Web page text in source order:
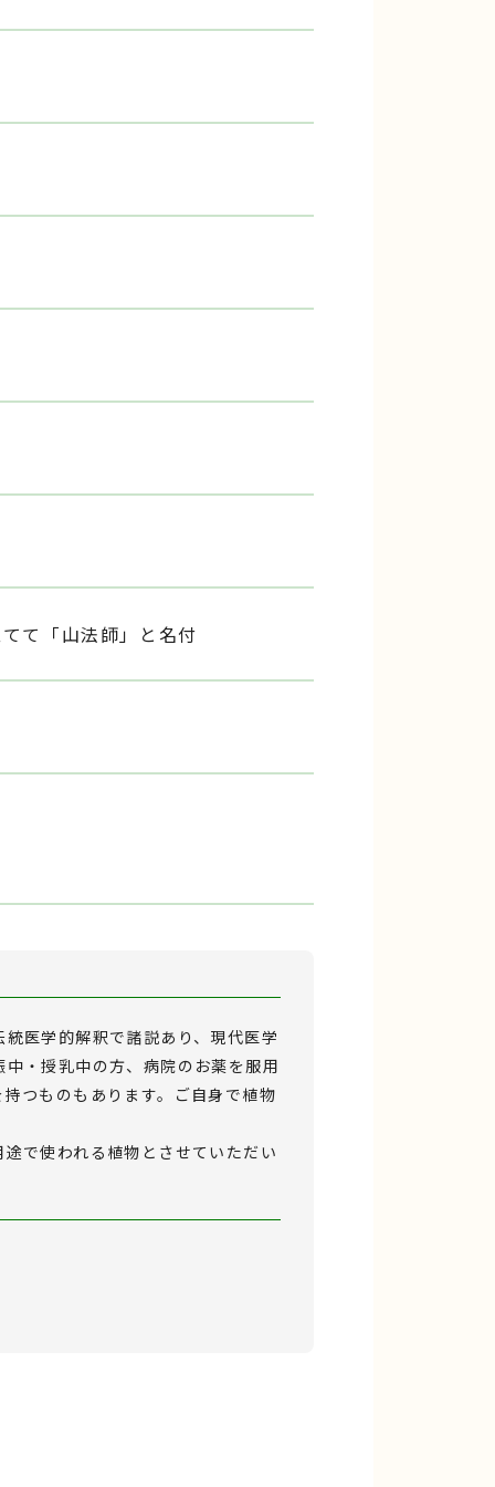
て「山法師」と名付
医学的解釈で諸説あり、現代医学
・授乳中の方、病院のお薬を服用
つものもあります。ご自身で植物
で使われる植物とさせていただい